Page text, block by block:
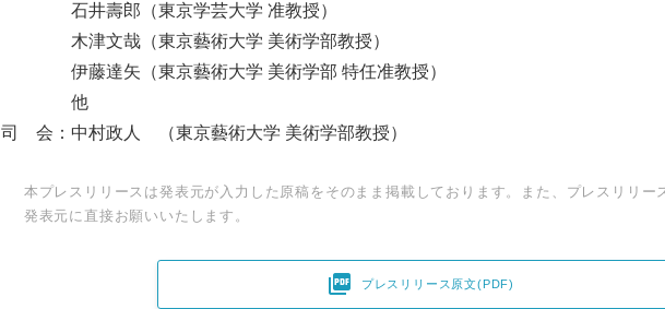
石井壽郎（東京学芸大学 准教授）
木津文哉（東京藝術大学 美術学部教授）
伊藤達矢（東京藝術大学 美術学部 特任准教授）
他
司 会：中村政人 （東京藝術大学 美術学部教授）
本プレスリリースは発表元が入力した原稿をそのまま掲載しております。また、プレスリリー
発表元に直接お願いいたします。
 プレスリリース原文(PDF)